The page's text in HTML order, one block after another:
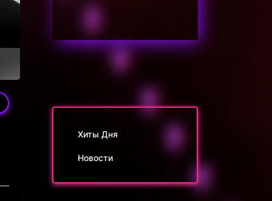
—
Хиты Дня
Новости